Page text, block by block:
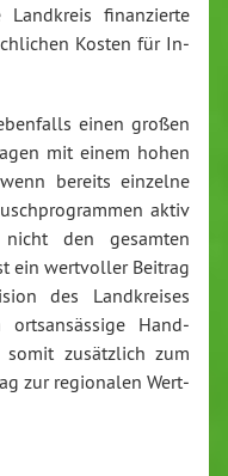
Landkreis fi­nan­zier­te
Kosten für In­
einen großen
mit einem hohen
bereits einzelne
aktiv
den gesamten
ein wert­vol­ler Beitrag
des Land­krei­ses
orts­an­säs­si­ge Hand­
zu­sätz­lich zum
zur re­gio­na­len Wert­